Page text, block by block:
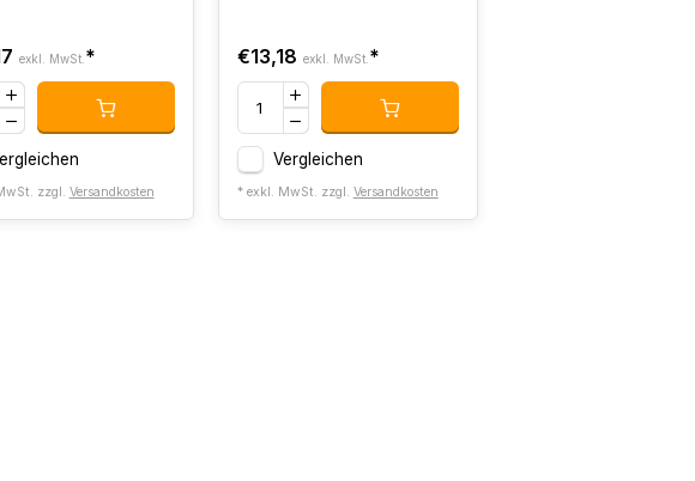
exkl. MwSt. *
zzgl. Versandkosten
€13,18 exkl. MwSt. *
Vergleichen
* exkl. MwSt. zzgl. Versandkosten